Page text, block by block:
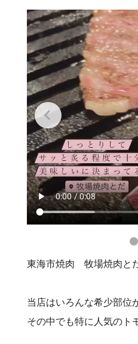
東海市焼肉 牧場焼肉と
当店はいろんな希少部位
その中でも特に人気のト